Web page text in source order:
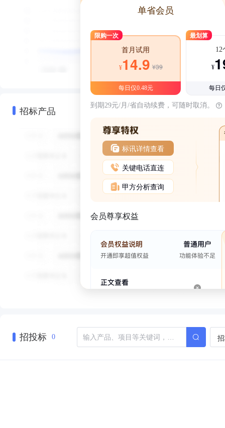
招标产品
单省会员
限购一次
首月试用
¥14.9 ¥39
每日仅0.48元
最划算
12
¥
每日
到期29元/月/省自动续费，可随时取消。
标讯详情查看
关键电话直连
甲方分析查询
会员尊享权益
招投标 0